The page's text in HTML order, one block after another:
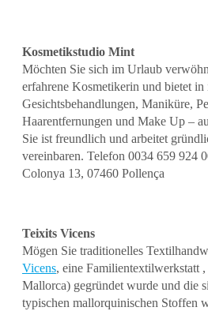
Kosmetikstudio Mint
Möchten Sie sich im Urlaub
erfahrene Kosmetikerin und bietet in
Gesichtsbehandlungen, Maniküre,
Haarentfernungen und Make Up –
Sie ist freundlich und arbeitet
vereinbaren. Telefon 0034 659 924
Colonya 13, 07460 Pollença
Teixits Vicens
Mögen Sie traditionelles
Vicens, eine Familientextilwerkstatt
Mallorca) gegründet wurde und die
typischen mallorquinischen Stoffen